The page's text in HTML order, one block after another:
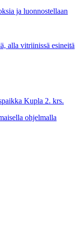
ja luonnostellaan
Kupla 2. krs.
ohjelmalla